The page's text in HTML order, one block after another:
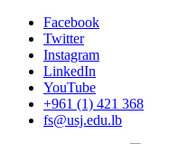
Facebook
Twitter
Instagram
LinkedIn
YouTube
+961 (1) 421 368
fs@usj.edu.lb